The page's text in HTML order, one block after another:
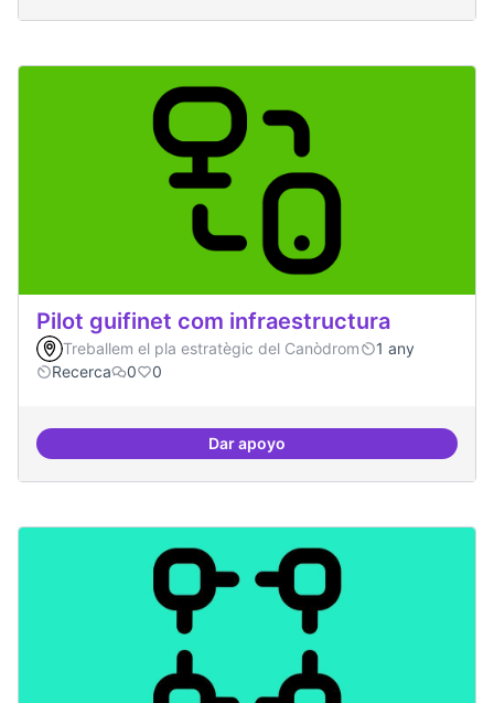
Pilot guifinet com infraestructura
Treballem el pla estratègic del Canòdrom
1 any
Recerca
0 0
Dar apoyoPilot guifinet com